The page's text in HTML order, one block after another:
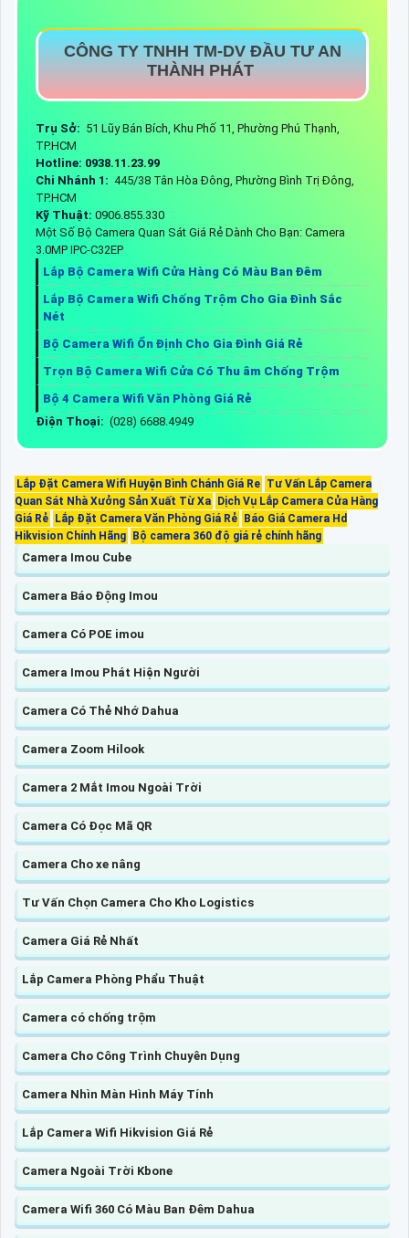
CÔNG TY TNHH TM-DV ĐẦU TƯ AN
THÀNH PHÁT
Trụ Sở: 51 Lũy Bán Bích, Khu Phố 11, Phường Phú Thạnh,
TP.HCM
Hotline: 0938.11.23.99
Chi Nhánh 1: 445/38 Tân Hòa Đông, Phường Bình Trị Đông,
TP.HCM
Kỹ Thuật: 0906.855.330
Một Số Bộ Camera Quan Sát Giá Rẻ Dành Cho Bạn: Camera
3.0MP IPC-C32EP
Lắp Bộ Camera Wifi Cửa Hàng Có Màu Ban Đêm
Lắp Bộ Camera Wifi Chống Trộm Cho Gia Đình Sắc
Nét
Bộ Camera Wifi Ổn Định Cho Gia Đình Giá Rẻ
Trọn Bộ Camera Wifi Cửa Có Thu âm Chống Trộm
Bộ 4 Camera Wifi Văn Phòng Giá Rẻ
Điện Thoại: (028) 6688.4949
Lắp Đặt Camera Wifi Huyện Bình Chánh Giá Re Tư Vấn Lắp Camera
Quan Sát Nhà Xưởng Sản Xuất Từ Xa
Dịch Vụ Lắp Camera Cửa Hàng
Giá Rẻ
Lắp Đặt Camera Văn Phòng Giá Rẻ
Báo Giá Camera Hd
Hikvision Chính Hãng
Bộ camera 360 độ giá rẻ chính hãng
Camera Imou Cube
Camera Báo Động Imou
Camera Có POE imou
Camera Imou Phát Hiện Người
Camera Có Thẻ Nhớ Dahua
Camera Zoom Hilook
Camera 2 Mắt Imou Ngoài Trời
Camera Có Đọc Mã QR
Camera Cho xe nâng
Tư Vấn Chọn Camera Cho Kho Logistics
Camera Giá Rẻ Nhất
Lắp Camera Phòng Phẩu Thuật
Camera có chống trộm
Camera Cho Công Trình Chuyên Dụng
Camera Nhìn Màn Hình Máy Tính
Lắp Camera Wifi Hikvision Giá Rẻ
Camera Ngoài Trời Kbone
Camera Wifi 360 Có Màu Ban Đêm Dahua